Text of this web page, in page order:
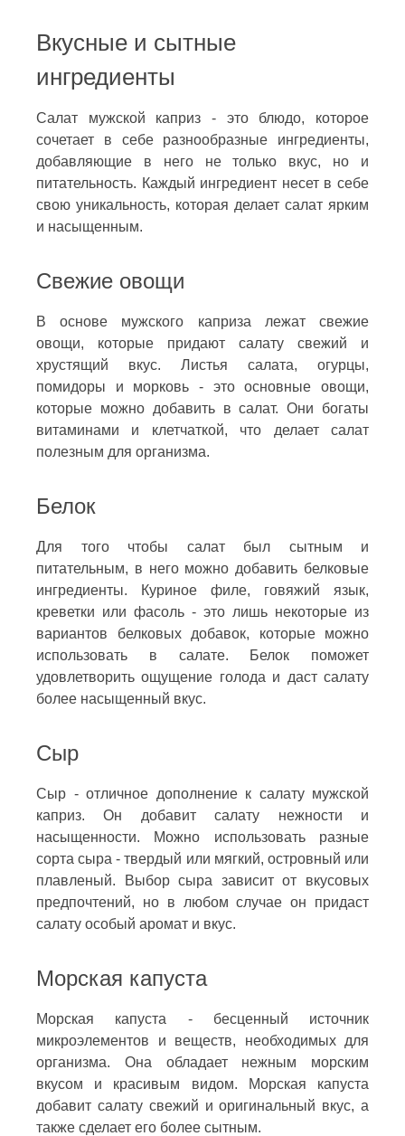
Вкусные и сытные
ингредиенты
Салат мужской каприз - это блюдо, которое
сочетает в себе разнообразные ингредиенты,
добавляющие в него не только вкус, но и
питательность. Каждый ингредиент несет в себе
свою уникальность, которая делает салат ярким
и насыщенным.
Свежие овощи
В основе мужского каприза лежат свежие
овощи, которые придают салату свежий и
хрустящий вкус. Листья салата, огурцы,
помидоры и морковь - это основные овощи,
которые можно добавить в салат. Они богаты
витаминами и клетчаткой, что делает салат
полезным для организма.
Белок
Для того чтобы салат был сытным и
питательным, в него можно добавить белковые
ингредиенты. Куриное филе, говяжий язык,
креветки или фасоль - это лишь некоторые из
вариантов белковых добавок, которые можно
использовать в салате. Белок поможет
удовлетворить ощущение голода и даст салату
более насыщенный вкус.
Сыр
Сыр - отличное дополнение к салату мужской
каприз. Он добавит салату нежности и
насыщенности. Можно использовать разные
сорта сыра - твердый или мягкий, островный или
плавленый. Выбор сыра зависит от вкусовых
предпочтений, но в любом случае он придаст
салату особый аромат и вкус.
Морская капуста
Морская капуста - бесценный источник
микроэлементов и веществ, необходимых для
организма. Она обладает нежным морским
вкусом и красивым видом. Морская капуста
добавит салату свежий и оригинальный вкус, а
также сделает его более сытным.